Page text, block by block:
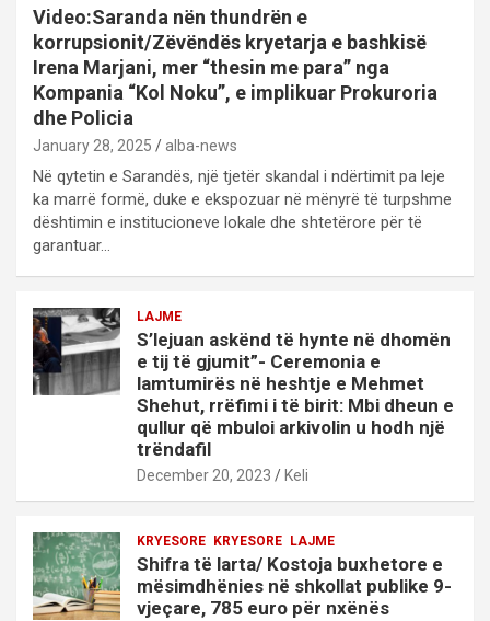
Video:Saranda nën thundrën e
korrupsionit/Zëvëndës kryetarja e bashkisë
Irena Marjani, mer “thesin me para” nga
Kompania “Kol Noku”, e implikuar Prokuroria
dhe Policia
January 28, 2025 alba-news
Në qytetin e Sarandës, një tjetër skandal i ndërtimit pa leje
ka marrë formë, duke e ekspozuar në mënyrë të turpshme
dështimin e institucioneve lokale dhe shtetërore për të
garantuar…
LAJME
S’lejuan askënd të hynte në dhomën
e tij të gjumit”- Ceremonia e
lamtumirës në heshtje e Mehmet
Shehut, rrëfimi i të birit: Mbi dheun e
qullur që mbuloi arkivolin u hodh një
trëndafil
December 20, 2023 Keli
KRYESORE KRYESORE LAJME
Shifra të larta/ Kostoja buxhetore e
mësimdhënies në shkollat publike 9-
vjeçare, 785 euro për nxënës